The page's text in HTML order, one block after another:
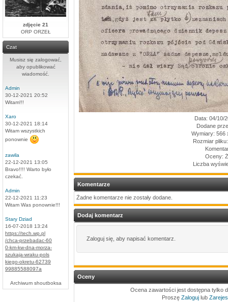
zdjęcie 21
ORP ORZEŁ
Czat
Musisz się zalogować,
aby opublikować
wiadomość.
Admin
30-12-2021 20:52
Witam!!!
Xaro
30-12-2021 18:14
Witam wszystkich
ponownie
zawila
22-12-2021 13:05
Bravo!!!! Warto było
czekać.
Admin
22-12-2021 11:23
Witam Was ponownie!!!
Stary Dziad
16-07-2018 13:24
https://tech.wp.pl
/chca-przebadac-60
0-km-kw-dna-morza-
szukaja-wraku-pols
kiego-okretu-62739
99885588097a
Archiwum shoutboksa
Data: 04/10/
Dodane
Wymiary: 566
Rozmiar
Oceny:
Liczba
Komentarze
Żadne komentarze nie zostały dodane.
Dodaj komentarz
Zaloguj się, aby napisać komentarz.
Oceny
Ocena zawartości jest dostępna tylko
Proszę Zalogujlub